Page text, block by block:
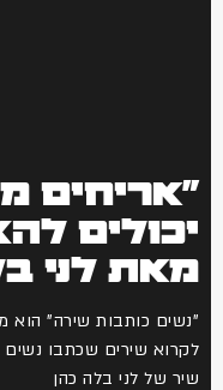
"אריחים
יכולים
מאת לני
"נשים כותבות שירה" הוא
לקרוא שירים שכתבו נשים
שיר של לני בלה כהן